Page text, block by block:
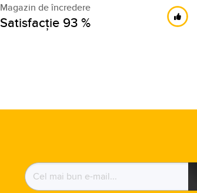
Magazin de încredere
Satisfacție 93 %